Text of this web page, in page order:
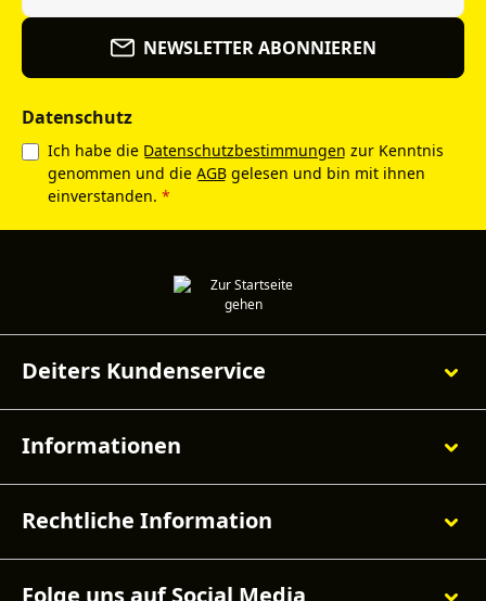
NEWSLETTER ABONNIEREN
Datenschutz
Ich habe die Datenschutzbestimmungen zur Kenntnis
genommen und die AGB gelesen und bin mit ihnen
einverstanden. *
Deiters Kundenservice
Informationen
Rechtliche Information
Folge uns auf Social Media